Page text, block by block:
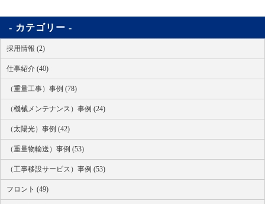
カテゴリー
採用情報 (2)
仕事紹介 (40)
（重量工事）事例 (78)
（機械メンテナンス）事例 (24)
（太陽光）事例 (42)
（重量物輸送）事例 (53)
（工事移設サービス）事例 (53)
フロント (49)